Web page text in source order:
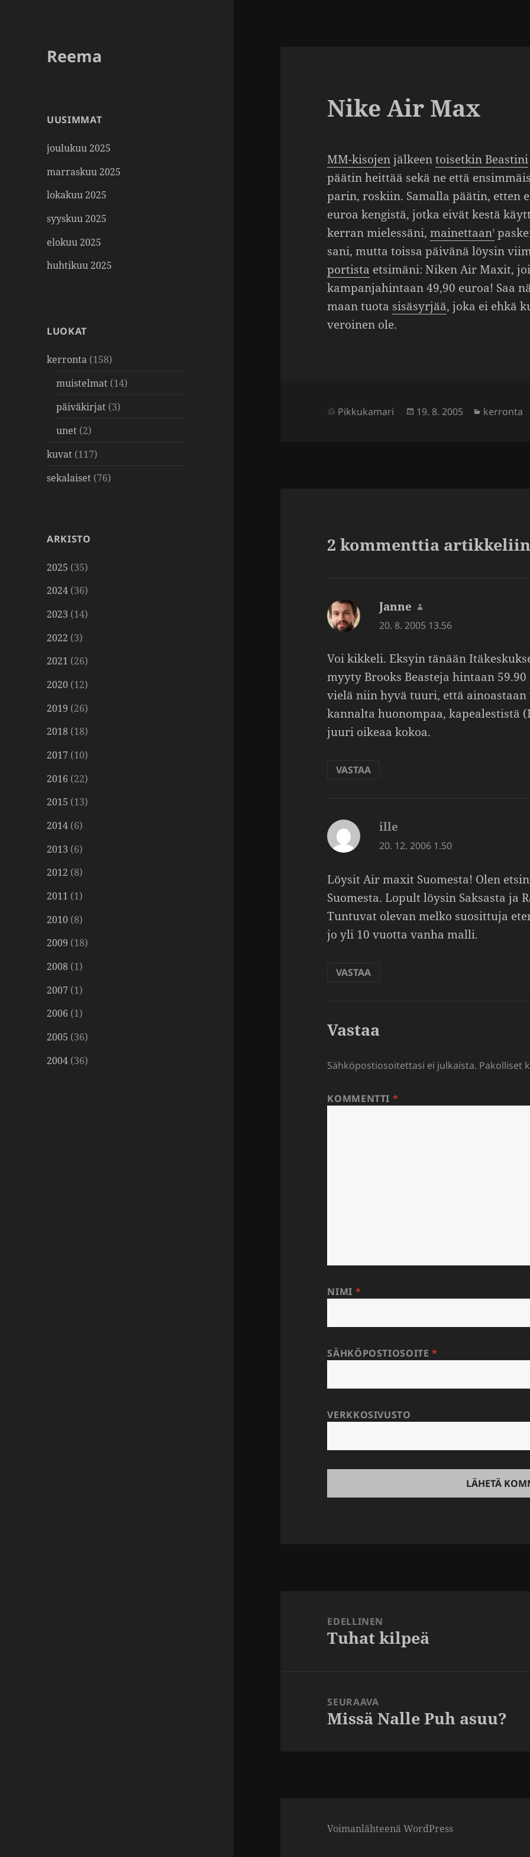
Reema
UUSIMMAT
joulukuu 2025
marraskuu 2025
lokakuu 2025
syyskuu 2025
elokuu 2025
huhtikuu 2025
LUOKAT
kerronta (158)
muistelmat (14)
päiväkirjat (3)
unet (2)
kuvat (117)
sekalaiset (76)
ARKISTO
2025 (35)
2024 (36)
2023 (14)
2022 (3)
2021 (26)
2020 (12)
2019 (26)
2018 (18)
2017 (10)
2016 (22)
2015 (13)
2014 (6)
2013 (6)
2012 (8)
2011 (1)
2010 (8)
2009 (18)
2008 (1)
2007 (1)
2006 (1)
2005 (36)
2004 (36)
Nike Air Max
MM-kisojenjälkeentoisetkin Beas­tini
päätin heittää sekä ne että
parin, roskiin. Samalla päätin, etten
euroa kengistä, jotka eivät kestä
kerran mieles­säni,mainet­taan
sani, mutta toissa päivänä löysin
por­tista etsi­mäni: Niken Air Maxit,
kampan­ja­hin­taan 49,90 euroa! Saa
maan tuota sisä­syrjää, joka ei ehkä
veroinen ole.
Pikkukamari Julkaistu
19. 8. 2005 Kategoriat
kerronta
2 kommenttia
Janne sanoo:
20. 8. 2005 13.56
Voi kikkeli. Eksyin tänään
myyty Brooks Beas­teja hintaan
vielä niin hyvä tuuri, että
kannalta huonompaa, kapea­les­tistä
juuri oikeaa kokoa.
VASTAA
ille
20. 12. 2006 1.50
Löysit Air maxit Suomesta! Olen
Suomesta. Lopult löysin Saksasta ja
Tuntuvat olevan melko suosit­tuja
jo yli 10 vuotta vanha malli.
VASTAA
Vastaa
Sähköpostiosoitettasi ei julkaista. Pakolliset
KOMMENTTI *
NIMI *
SÄHKÖPOSTIOSOITE*
VERKKOSIVUSTO
EDELLINEN
Edellinen
Tuhat kilpeä
SEURAAVA
Seuraava
Missä Nalle Puh asuu?
Voimanlähteenä WordPress